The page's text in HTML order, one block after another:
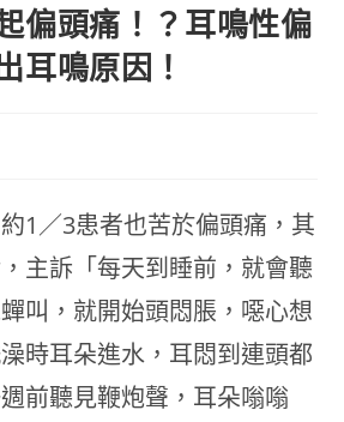
偏頭痛！？耳鳴性偏
耳鳴原因！
1／3患者也苦於偏頭痛，其
主訴「每天到睡前，就會聽
叫，就開始頭悶脹，噁心想
時耳朵進水，耳悶到連頭都
前聽見鞭炮聲，耳朵嗡嗡